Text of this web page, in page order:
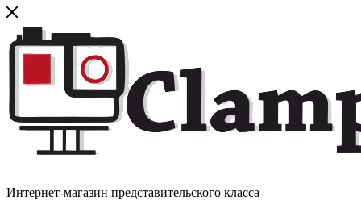
Интернет-магазин представительского класса